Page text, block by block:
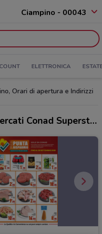
Ciampino - 00043
ELETTRONICA
Orari di apertura e Indirizzi
Tutte le offerte e supermercati Conad Superstore